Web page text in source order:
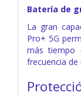
Batería de
La gran
Pro+ 5G
más tiempo
frecuencia de